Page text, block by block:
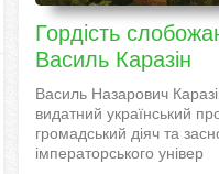
Гордість
Василь Каразін
Василь Назарович
видатний український
громадський діяч та
імператорського універ